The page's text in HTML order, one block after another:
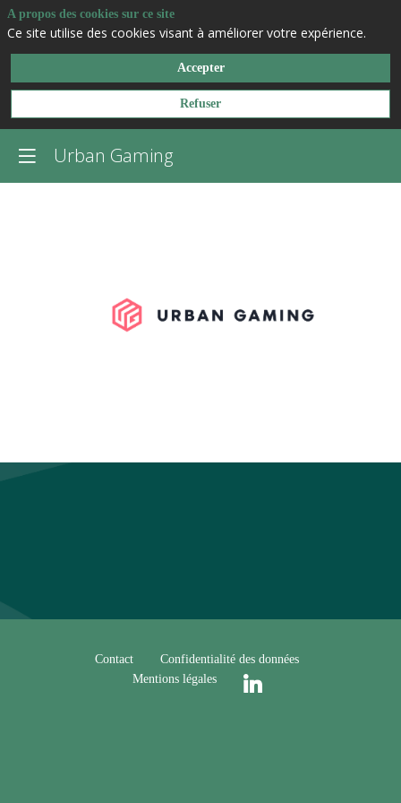
Urban Gaming
Contact
Confidentialité des données
Mentions légales
A propos des cookies sur ce site
Ce site utilise des cookies visant à améliorer votre expérience.
Accepter
Refuser